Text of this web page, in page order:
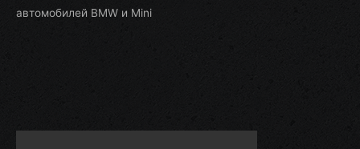
автомобилей BMW и Mini